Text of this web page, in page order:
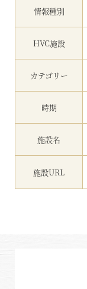
情報種別
HVC施設
カテゴリー
時期
施設名
施設URL